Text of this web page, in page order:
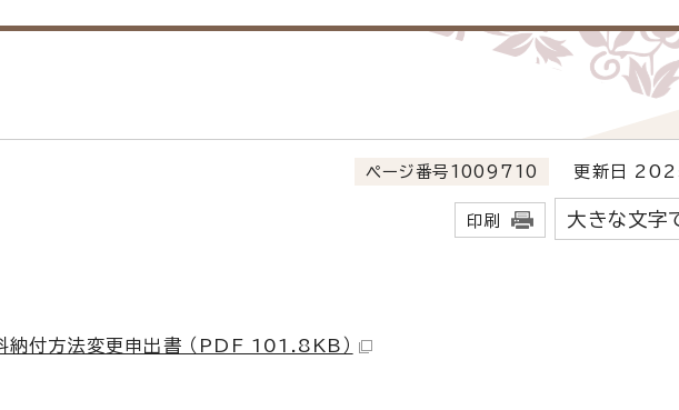
ページ番号1009710 更新日
印刷 大きな文字
納付方法変更申出書 （PDF 101.8KB）